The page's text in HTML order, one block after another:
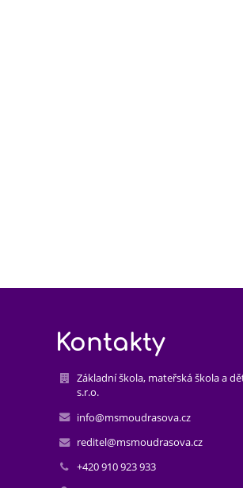
Kontakty
Základní škola, mateřská škola a
s.r.o.
info@msmoudrasova.cz
reditel@msmoudrasova.cz
+420 910 923 933